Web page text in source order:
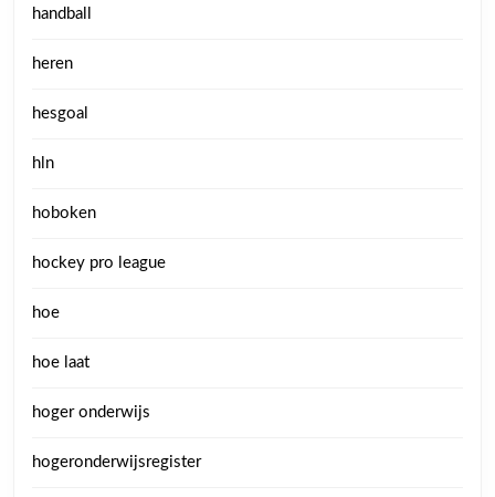
handball
heren
hesgoal
hln
hoboken
hockey pro league
hoe
hoe laat
hoger onderwijs
hogeronderwijsregister